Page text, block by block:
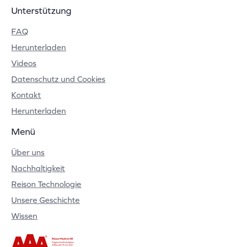
Unterstützung
FAQ
Herunterladen
Videos
Datenschutz und Cookies
Kontakt
Herunterladen
Menü
Über uns
Nachhaltigkeit
Reison Technologie
Unsere Geschichte
Wissen